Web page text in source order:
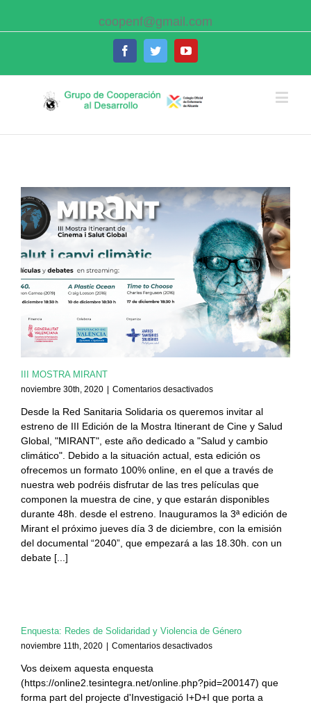
coopenf@gmail.com
FacebookTwitterYoutube
III MOSTRA MIRANT
noviembre 30th, 2020 | Comentarios desactivadosen
MOSTRA
MIRANT
Desde la Red Sanitaria Solidaria os queremos invitar al
estreno de III Edición de la Mostra Itinerant de Cine y Salud
Global, "MIRANT", este año dedicado a "Salud y cambio
climático". Debido a la situación actual, esta edición os
ofrecemos un formato 100% online, en el que a través de
nuestra web podréis disfrutar de las tres películas que
componen la muestra de cine, y que estarán disponibles
durante 48h. desde el estreno. Inauguramos la 3ª edición de
Mirant el próximo jueves día 3 de diciembre, con la emisión
del documental “2040”, que empezará a las 18.30h. con un
debate [...]
Enquesta: Redes de Solidaridad y Violencia de Género
noviembre 11th, 2020 | Comentarios desactivadosen
de
Solidaridad
Vos deixem aquesta enquesta
(https://online2.tesintegra.net/online.php?pid=200147) que
forma part del projecte d'Investigació I+D+I que porta a